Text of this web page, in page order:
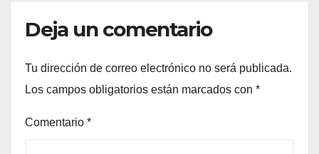
Deja un comentario
Tu dirección de correo electrónico no será publicada.
Los campos obligatorios están marcados con *
Comentario *